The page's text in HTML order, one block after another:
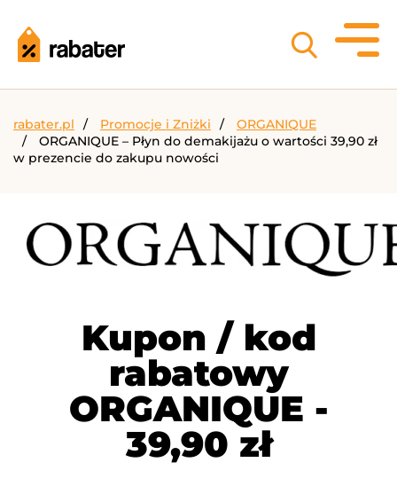
rabater.pl Promocje i Zniżki
ORGANIQUE
ORGANIQUE – Płyn do demakijażu o wartości 39,90 zł
w prezencie do zakupu nowości
Kupon / kod
rabatowy
ORGANIQUE -
39,90 zł